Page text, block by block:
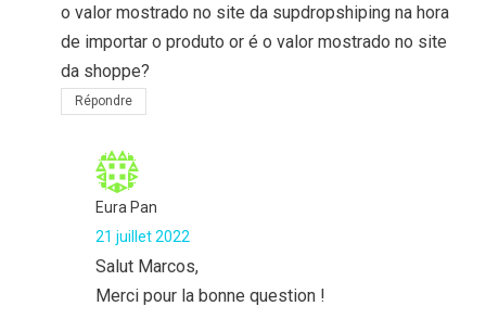
o valor mostrado no site da supdropshiping na hora
de importar o produto or é o valor mostrado no site
da shoppe?
Répondre
Eura Pan
21 juillet 2022
Salut Marcos,
Merci pour la bonne question !